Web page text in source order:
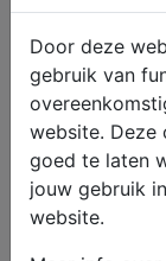
Door deze
gebruik van
website. Deze
goed te laten
jouw gebruik
website.